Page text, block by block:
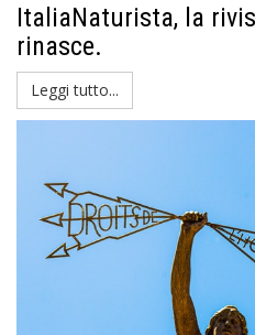
ItaliaNaturista, la
rinasce.
Leggi tutto...